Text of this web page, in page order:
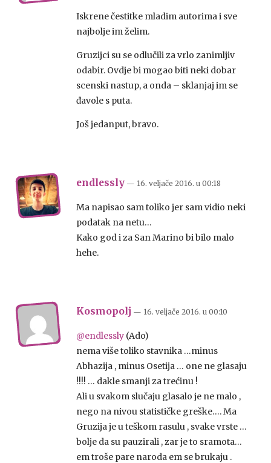
Iskrene čestitke mladim autorima i sve
najbolje im želim.
Gruzijci su se odlučili za vrlo zanimljiv
odabir. Ovdje bi mogao biti neki dobar
scenski nastup, a onda – sklanjaj im se
đavole s puta.
Još jedanput, bravo.
endlessly — 16. veljače 2016. u 00:18
Ma napisao sam toliko jer sam vidio neki
podatak na netu…
Kako god i za San Marino bi bilo malo
hehe.
Kosmopolj — 16. veljače 2016. u 00:10
@endlessly (Ado)
nema više toliko stavnika …minus
Abhazija , minus Osetija … one ne glasaju
!!!! … dakle smanji za trećinu !
Ali u svakom slučaju glasalo je ne malo ,
nego na nivou statističke greške…. Ma
Gruzija je u teškom rasulu , svake vrste …
bolje da su pauzirali , zar je to sramota…
em troše pare naroda em se brukaju .